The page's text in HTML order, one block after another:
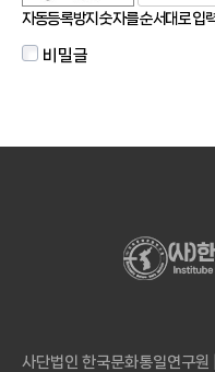
자동등록방지 숫자를 순서대로 입
비밀글
사단법인 한국문화통일연구원